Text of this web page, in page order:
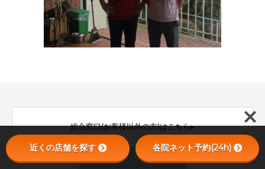
総合窓口(お客様以外の方)はこちら▸
お問い合わせ
近くの店舗を探す 各院ネット予約(24h)